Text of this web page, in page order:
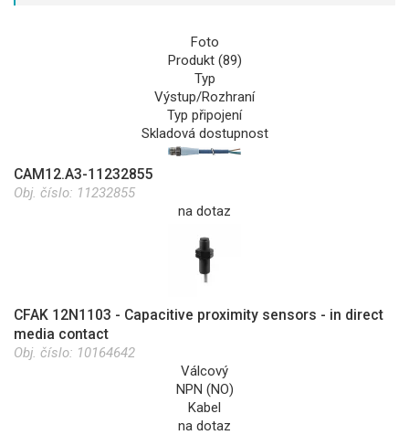
Foto
Produkt (89)
Typ
Výstup/Rozhraní
Typ připojení
Skladová dostupnost
CAM12.A3-11232855
Obj. číslo: 11232855
na dotaz
CFAK 12N1103 - Capacitive proximity sensors - in direct
media contact
Obj. číslo: 10164642
Válcový
NPN (NO)
Kabel
na dotaz